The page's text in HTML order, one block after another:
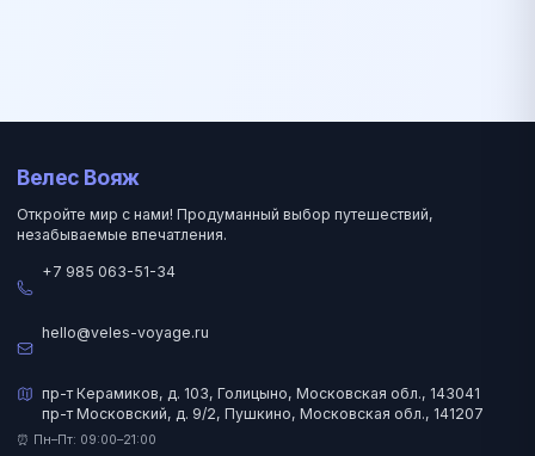
Велес Вояж
Откройте мир с нами! Продуманный выбор путешествий,
незабываемые впечатления.
+7 985 063-51-34
hello@veles-voyage.ru
пр-т Керамиков, д. 103, Голицыно, Московская обл., 143041
пр-т Московский, д. 9/2, Пушкино, Московская обл., 141207
⏰ Пн–Пт: 09:00–21:00